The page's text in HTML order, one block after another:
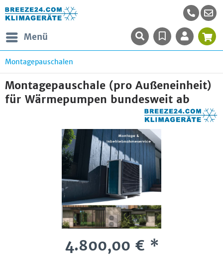
Menü
Montagepauschalen
Montagepauschale (pro Außeneinheit)
für Wärmepumpen bundesweit ab
4.800,00 € *